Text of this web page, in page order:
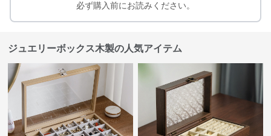
必ず購入前にお読みください。
ジュエリーボックス木製の人気アイテム